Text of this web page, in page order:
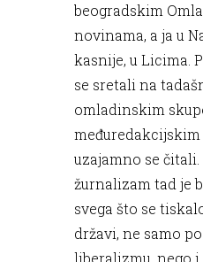
beogradskim
novinama, a ja u
kasnije, u Licima.
se sretali na
omladinskim
uzajamno se
žurnalizam tad je
svega što se
državi, ne samo